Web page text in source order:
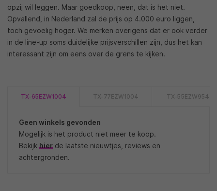
opzij wil leggen. Maar goedkoop, neen, dat is het niet.
Opvallend, in Nederland zal de prijs op 4.000 euro liggen,
toch gevoelig hoger. We merken overigens dat er ook verder
in de line-up soms duidelijke prijsverschillen zijn, dus het kan
interessant zijn om eens over de grens te kijken.
TX-65EZW1004 TX-77EZW1004 TX-55EZW954
Geen winkels gevonden
Mogelijk is het product niet meer te koop.
Bekijk hierde laatste nieuwtjes, reviews en
achtergronden.